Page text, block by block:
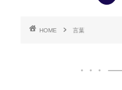
HOME 言葉